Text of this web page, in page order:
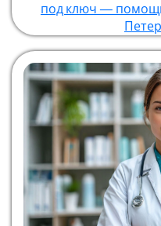
под ключ —